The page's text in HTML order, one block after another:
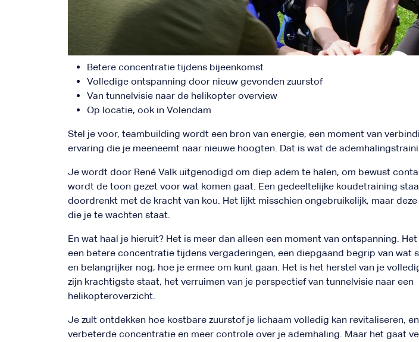
Betere concentratie tijdens bijeenkomst
Volledige ontspanning door nieuw gevonden zuurstof
Van tunnelvisie naar de helikopter overview
Op locatie, ook in Volendam
Stel je voor, teambuilding wordt een bron van energie, een moment van
ervaring die je meeneemt naar nieuwe hoogten. Dat is wat de
Je wordt door René Valk uitgenodigd om diep adem te halen, om bewust
wordt de toon gezet voor wat komen gaat. Een gedeeltelijke koudetraining
doordrenkt met de kracht van kou. Het lijkt misschien ongebruikelijk, maar
die je te wachten staat.
En wat haal je hieruit? Het is meer dan alleen een moment van ontspanning.
een betere concentratie tijdens vergaderingen, een diepgaand begrip van wat
en belangrijker nog, hoe je ermee om kunt gaan. Het is het herstel van je
zijn krachtigste staat, het verruimen van je perspectief van tunnelvisie naar een
helikopteroverzicht.
Je zult ontdekken hoe kostbare zuurstof je lichaam volledig kan revitaliseren,
verbeterde concentratie en meer controle over je ademhaling. Maar het gaat